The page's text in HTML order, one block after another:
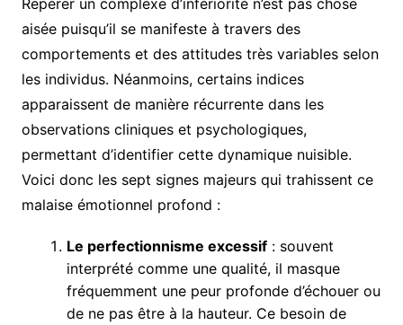
aisée puisqu’il se manifeste à travers des
comportements et des attitudes très variables selon
les individus. Néanmoins, certains indices
apparaissent de manière récurrente dans les
observations cliniques et psychologiques,
permettant d’identifier cette dynamique nuisible.
Voici donc les sept signes majeurs qui trahissent ce
malaise émotionnel profond :
Le perfectionnisme excessif: souvent
interprété comme une qualité, il masque
fréquemment une peur profonde d’échouer ou
de ne pas être à la hauteur. Ce besoin de